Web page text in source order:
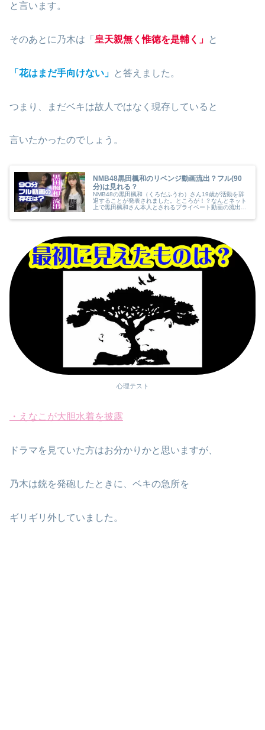
と言います。
そのあとに乃木は「 皇天親無く惟徳を是輔く」 と
「花はまだ手向けない」 と答えました。
つまり、まだベキは故人ではなく現存していると
言いたかったのでしょう。
NMB48黒田楓和のリベンジ動画流出？フル(90
分)は見れる？
NMB48の黒田楓和（くろだふうわ）さん19歳が活動を辞
退することが発表されました。ところが！？なんとネット
上で黒田楓和さん本人とされるプライベート動画の流出！
心理テスト
・えなこが大胆水着を披露
ドラマを見ていた方はお分かりかと思いますが、
乃木は銃を発砲したときに、ベキの急所を
ギリギリ外していました。